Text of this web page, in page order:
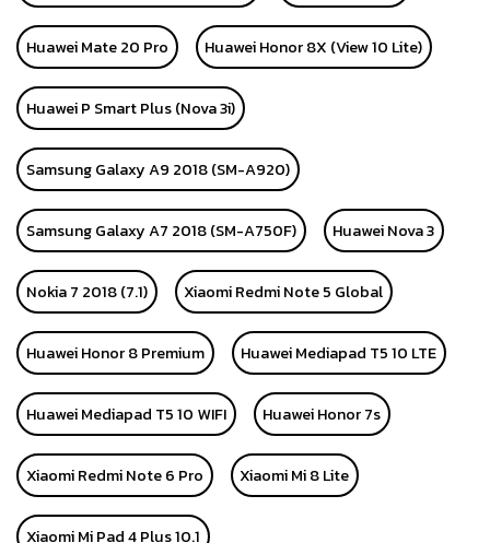
Huawei Mate 20 Pro Huawei Honor 8X (View 10 Lite)
Huawei P Smart Plus (Nova 3i)
Samsung Galaxy A9 2018 (SM-A920)
Samsung Galaxy A7 2018 (SM-A750F) Huawei Nova 3
Nokia 7 2018 (7.1) Xiaomi Redmi Note 5 Global
Huawei Honor 8 Premium Huawei Mediapad T5 10 LTE
Huawei Mediapad T5 10 WIFI Huawei Honor 7s
Xiaomi Redmi Note 6 Pro Xiaomi Mi 8 Lite
Xiaomi Mi Pad 4 Plus 10.1